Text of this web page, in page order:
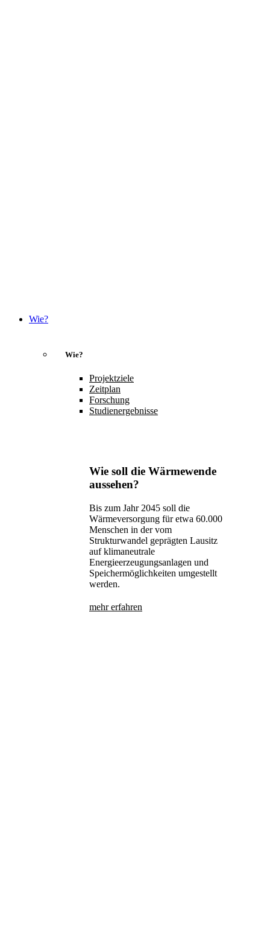
Wie?
Wie?
Projektziele
Zeitplan
Forschung
Studienergebnisse
Wie soll die Wärmewende
aussehen?
Bis zum Jahr 2045 soll die
Wärmeversorgung für etwa 60.000
Menschen in der vom
Strukturwandel geprägten Lausitz
auf klimaneutrale
Energieerzeugungsanlagen und
Speichermöglichkeiten umgestellt
werden.
mehr erfahren